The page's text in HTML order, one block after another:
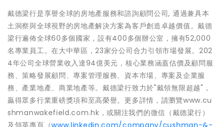
戴德梁行是享譽全球的房地產服務和諮詢顧問公司, 通過兼具本
土洞察與全球視野的房地產解決方案為客戶創造卓越價值。戴德
梁行遍佈全球60多個國家，設有400多個辦公室，擁有52,000
名專業員工。在大中華區，23家分公司合力引領市場發展。202
4年公司全球營業收入達94億美元，核心業務涵蓋估價及顧問服
務、策略發展顧問、專案管理服務、資本市場、專案及企業服
務、產業地產、商業地產等。戴德梁行致力於"戴領無限超越"，
贏得眾多行業重磅獎項和至高榮譽。更多詳情，請瀏覽www.cu
shmanwakefield.com.hk，或關注我們的微信（戴德梁行）
及領英專頁（www.linkedin.com/company/cushman-&-